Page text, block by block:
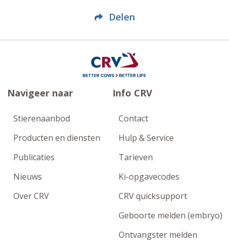
Delen
Navigeer naar
Stierenaanbod
Producten en diensten
Publicaties
Nieuws
Over CRV
Info CRV
Contact
Hulp & Service
Tarieven
Ki-opgavecodes
CRV quicksupport
Geboorte melden (embryo)
Ontvangster melden